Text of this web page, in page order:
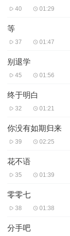
40 01:29
等
37 01:47
别退学
45 01:56
终于明白
32 01:21
你没有如期归来
39 02:25
花不语
35 01:39
零零七
38 01:38
分手吧